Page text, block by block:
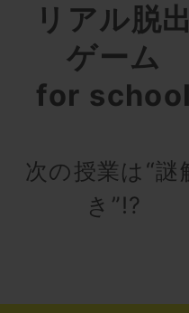
リアル脱
ゲーム
for
次の授業は“謎
き”!?